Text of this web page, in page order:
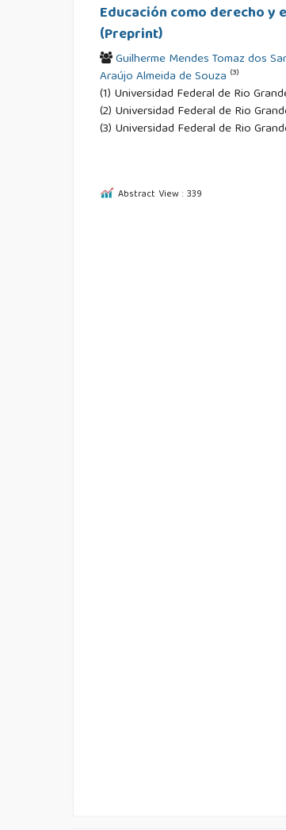
Educación como derecho y
(Preprint)
Guilherme Mendes Tomaz dos
Araújo Almeida de Souza (3)
(1) Universidad Federal de Rio
(2) Universidad Federal de Rio
(3) Universidad Federal de Rio
Abstract View : 339